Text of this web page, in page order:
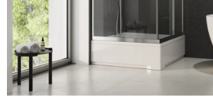
PRÍSLUŠENSTVO K SPRCHOVÝM
NÁHRADNÉ DIELY
Doprava a Platby
Obchodné podmienky
Reklamačný poriadok